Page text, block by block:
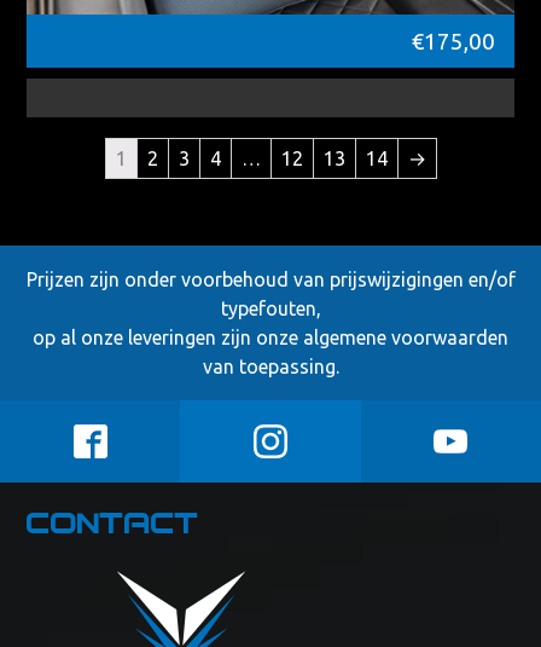
€175,00
1 2 3 4 … 12 13 14 →
Prijzen zijn onder voorbehoud van prijswijzigingen en/of
typefouten,
op al onze leveringen zijn onze algemene voorwaarden
van toepassing.
Contact